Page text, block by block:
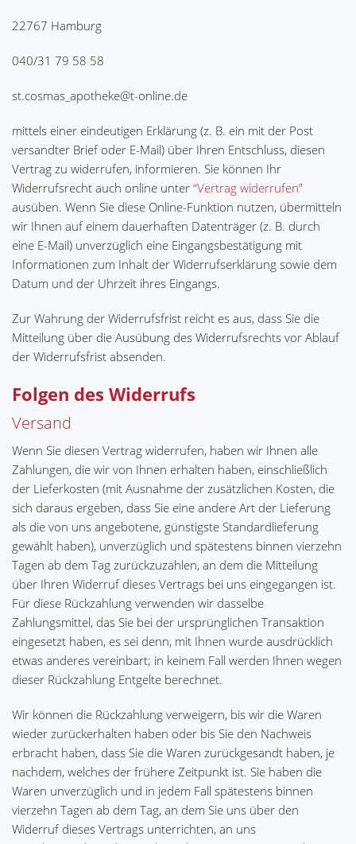
22767 Hamburg
040/31 79 58 58
st.cosmas_apotheke@t-online.de
mittels einer eindeutigen Erklärung (z. B. ein mit der Post
versandter Brief oder E-Mail) über Ihren Entschluss, diesen
Vertrag zu widerrufen, informieren. Sie können Ihr
Widerrufsrecht auch online unter “Vertrag widerrufen”
ausüben. Wenn Sie diese Online-Funktion nutzen, übermitteln
wir Ihnen auf einem dauerhaften Datenträger (z. B. durch
eine E-Mail) unverzüglich eine Eingangsbestätigung mit
Informationen zum Inhalt der Widerrufserklärung sowie dem
Datum und der Uhrzeit ihres Eingangs.
Zur Wahrung der Widerrufsfrist reicht es aus, dass Sie die
Mitteilung über die Ausübung des Widerrufsrechts vor Ablauf
der Widerrufsfrist absenden.
Folgen des Widerrufs
Versand
Wenn Sie diesen Vertrag widerrufen, haben wir Ihnen alle
Zahlungen, die wir von Ihnen erhalten haben, einschließlich
der Lieferkosten (mit Ausnahme der zusätzlichen Kosten, die
sich daraus ergeben, dass Sie eine andere Art der Lieferung
als die von uns angebotene, günstigste Standardlieferung
gewählt haben), unverzüglich und spätestens binnen vierzehn
Tagen ab dem Tag zurückzuzahlen, an dem die Mitteilung
über Ihren Widerruf dieses Vertrags bei uns eingegangen ist.
Für diese Rückzahlung verwenden wir dasselbe
Zahlungsmittel, das Sie bei der ursprünglichen Transaktion
eingesetzt haben, es sei denn, mit Ihnen wurde ausdrücklich
etwas anderes vereinbart; in keinem Fall werden Ihnen wegen
dieser Rückzahlung Entgelte berechnet.
Wir können die Rückzahlung verweigern, bis wir die Waren
wieder zurückerhalten haben oder bis Sie den Nachweis
erbracht haben, dass Sie die Waren zurückgesandt haben, je
nachdem, welches der frühere Zeitpunkt ist. Sie haben die
Waren unverzüglich und in jedem Fall spätestens binnen
vierzehn Tagen ab dem Tag, an dem Sie uns über den
Widerruf dieses Vertrags unterrichten, an uns